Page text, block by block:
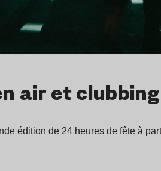
air et
édition de 24 heures de fête à